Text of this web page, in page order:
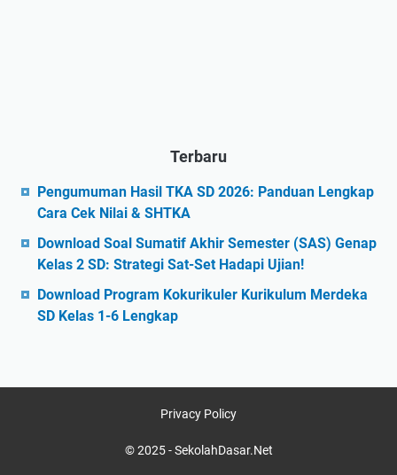
Terbaru
Pengumuman Hasil TKA SD 2026: Panduan Lengkap
Cara Cek Nilai & SHTKA
Download Soal Sumatif Akhir Semester (SAS) Genap
Kelas 2 SD: Strategi Sat-Set Hadapi Ujian!
Download Program Kokurikuler Kurikulum Merdeka
SD Kelas 1-6 Lengkap
Privacy Policy
© 2025 -SekolahDasar.Net